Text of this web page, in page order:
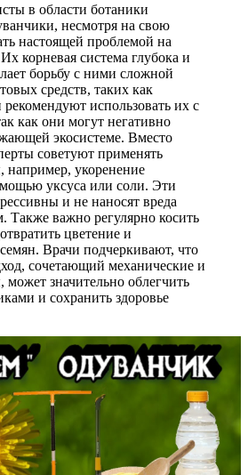
в области ботаники
несмотря на свою
настоящей проблемой на
корневая система глубока и
борьбу с ними сложной
средств, таких как
использовать их с
как они могут негативно
экосистеме. Вместо
советуют применять
например, укоренение
уксуса или соли. Эти
и не наносят вреда
Также важно регулярно косить
цветение и
Врачи подчеркивают, что
сочетающий механические и
значительно облегчить
и сохранить здоровье